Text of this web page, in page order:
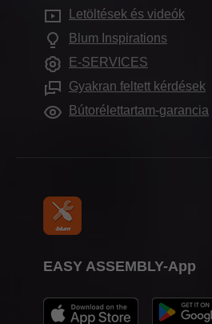
További termékek
Szekrényváltozatok
Megmunkálási segédeszközök
Gyakran feltett kérdések
Compliance
Vásárnaptár
Kiadványok
Bemutatótermek
EASY ASSEMBLY-App
Letöltések és videók
Blum Inspirations
E-SERVICES
Gyakran feltett kérdések
Bútorélettartam-garancia